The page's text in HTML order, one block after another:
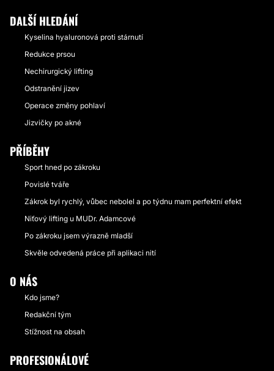
DALŠÍ HLEDÁNÍ
Kyselina hyaluronová proti stárnutí
Redukce prsou
Nechirurgický lifting
Odstranění jizev
Operace změny pohlaví
Jizvičky po akné
PŘÍBĚHY
Sport hned po zákroku
Povislé tváře
Zákrok byl rychlý, vůbec nebolel a po týdnu mam perfektní efekt
Niťový lifting u MUDr. Adamcové
Po zákroku jsem výrazně mladší
Skvěle odvedená práce při aplikaci nití
O NÁS
Kdo jsme?
Redakční tým
Stížnost na obsah
PROFESIONÁLOVÉ